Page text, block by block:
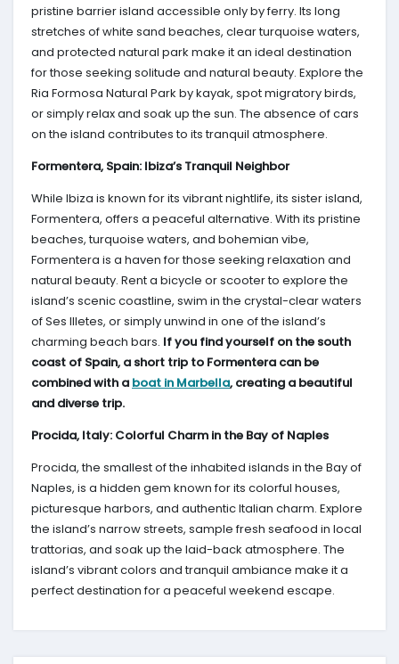
pristine barrier island accessible only by ferry. Its long
stretches of white sand beaches, clear turquoise waters,
and protected natural park make it an ideal destination
for those seeking solitude and natural beauty. Explore the
Ria Formosa Natural Park by kayak, spot migratory birds,
or simply relax and soak up the sun. The absence of cars
on the island contributes to its tranquil atmosphere.
Formentera, Spain: Ibiza’s Tranquil Neighbor
While Ibiza is known for its vibrant nightlife, its sister island,
Formentera, offers a peaceful alternative. With its pristine
beaches, turquoise waters, and bohemian vibe,
Formentera is a haven for those seeking relaxation and
natural beauty. Rent a bicycle or scooter to explore the
island’s scenic coastline, swim in the crystal-clear waters
of Ses Illetes, or simply unwind in one of the island’s
charming beach bars. If you find yourself on the south
coast of Spain, a short trip to Formentera can be
combined with a boat in Marbella, creating a beautiful
and diverse trip.
Procida, Italy: Colorful Charm in the Bay of Naples
Procida, the smallest of the inhabited islands in the Bay of
Naples, is a hidden gem known for its colorful houses,
picturesque harbors, and authentic Italian charm. Explore
the island’s narrow streets, sample fresh seafood in local
trattorias, and soak up the laid-back atmosphere. The
island’s vibrant colors and tranquil ambiance make it a
perfect destination for a peaceful weekend escape.